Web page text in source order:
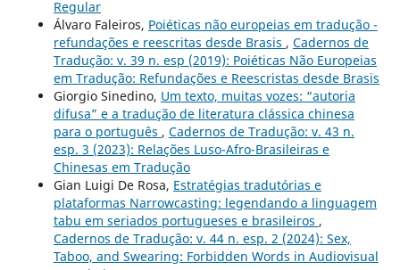
Regular
Álvaro Faleiros, Poiéticas não europeias em tradução -
refundações e reescritas desde Brasis , Cadernos de
Tradução: v. 39 n. esp (2019): Poiéticas Não Europeias
em Tradução: Refundações e Reescristas desde Brasis
Giorgio Sinedino, Um texto, muitas vozes: “autoria
difusa” e a tradução de literatura clássica chinesa
para o português , Cadernos de Tradução: v. 43 n.
esp. 3 (2023): Relações Luso-Afro-Brasileiras e
Chinesas em Tradução
Gian Luigi De Rosa, Estratégias tradutórias e
plataformas Narrowcasting: legendando a linguagem
tabu em seriados portugueses e brasileiros ,
Cadernos de Tradução: v. 44 n. esp. 2 (2024): Sex,
Taboo, and Swearing: Forbidden Words in Audiovisual